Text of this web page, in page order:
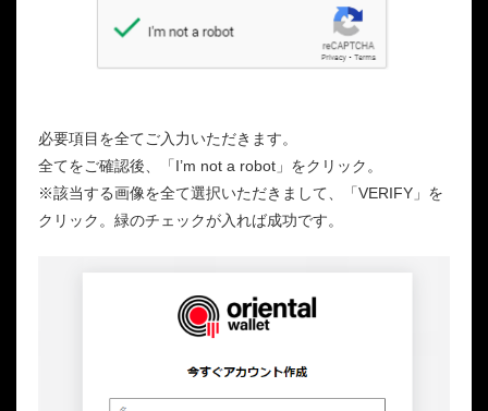
必要項目を全てご入力いただきます。
全てをご確認後、「I’m not a robot」をクリック。
※該当する画像を全て選択いただきまして、「VERIFY」を
クリック。緑のチェックが入れば成功です。